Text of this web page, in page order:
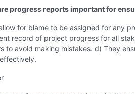
progress reports important for
for blame to be assigned for any
record of project progress for all
to avoid making mistakes. d) They